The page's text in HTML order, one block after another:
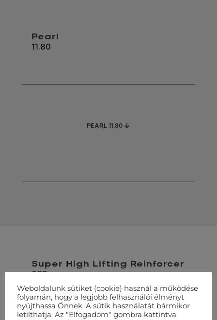
Pearl
11.80
PEARL 11.80
Super High Lifting Reinforcer
0SP
Minden Platinum árnyalathoz
keverhető.
Weboldalunk sütiket (cookie) használ a működése
folyamán, hogy a legjobb felhasználói élményt
nyújthassa Önnek. A sütik használatát bármikor
letilthatja. Az "Elfogadom" gombra kattintva